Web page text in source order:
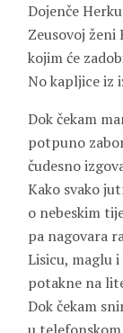
Dojenče
Zeusovoj ženi
kojim će
No kapljice iz
Dok čekam
potpuno
čudesno
Kako svako
o nebeskim
pa nagovara
Lisicu, maglu
potakne na
Dok čekam